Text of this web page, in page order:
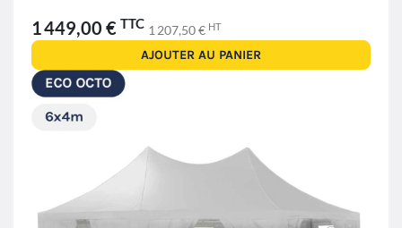
1 449,00 € TTC 1 207,50 € HT
AJOUTER AU PANIER